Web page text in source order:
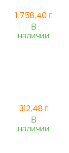
1 758,40
В
наличии
312,48
В
наличии